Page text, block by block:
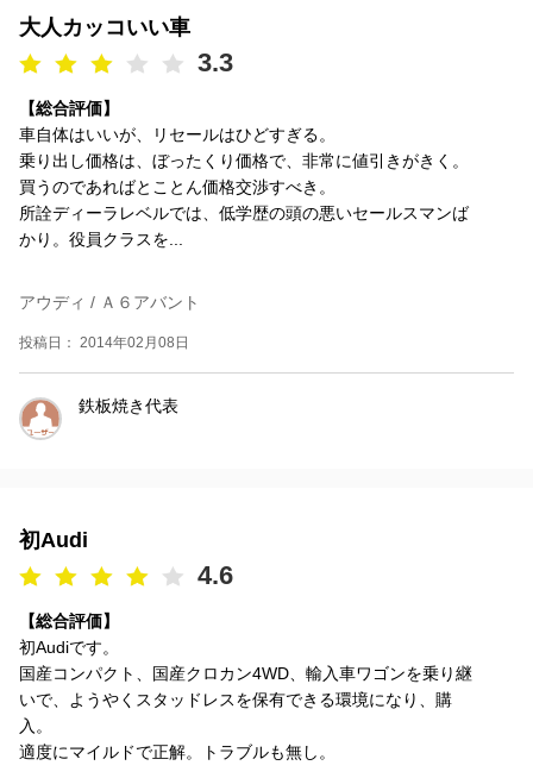
大人カッコいい車
3.3
【総合評価】
車自体はいいが、リセールはひどすぎる。
乗り出し価格は、ぼったくり価格で、非常に値引きがきく。
買うのであればとことん価格交渉すべき。
所詮ディーラレベルでは、低学歴の頭の悪いセールスマンば
かり。役員クラスを...
アウディ / Ａ６アバント
投稿日： 2014年02月08日
鉄板焼き代表
初Audi
4.6
【総合評価】
初Audiです。
国産コンパクト、国産クロカン4WD、輸入車ワゴンを乗り継
いで、ようやくスタッドレスを保有できる環境になり、購
入。
適度にマイルドで正解。トラブルも無し。